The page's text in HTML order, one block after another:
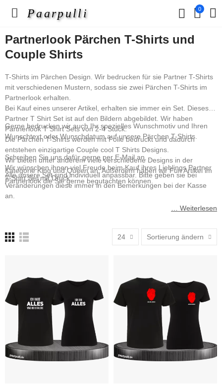
Paarpulli 0
Partnerlook Pärchen T-Shirts und
Couple Shirts
T-Shirts im Pärchen Design. Wir bedrucken für sie Partner T-Shirts
mit verschiedenen Mustern, sodass sie zwei Pärchen T-Shirts im
Partnerlook erhalten.
Bei Kauf eines unserer Artikel, erhalten sie immer ein Set. Dieses
Partner T Shirt Set ist auf den Bildern abgebildet. Wir haben
Partnerlook T Shirt Sets von 2-4 Stück.
Die Pärchen T-Shirts werden mit Folie bedruckt und dadurch
entstehen einzigartige Couple cool T Shirts Designs.
Wir bieten unter anderem viele verschiedene Designs in der
Kategorie King und Queen an. Außerdem haben wir Fun Artikel im
Partnerlook die Sie gerne begutachten können.
Gerne bedrucken wir auch Ihr spezielles Wunschmotiv und Ihren
Wunschtext oder Wunschdatum auf unsere Pärchen T-Shirts.
Schreiben Sie uns dafür gerne per E-Mail an.
Wir wünschen ihnen viel Freude beim Kauf ihres Lieblings Partner
T-Shirt Set mit Druck.
Alle unsere Set sind individuell anpassbar. Bitte geben sie bei
Veränderungen diese immer in den Bemerkungen bei der Kasse
an.
… Weiterlesen
24 Sortierung ändern